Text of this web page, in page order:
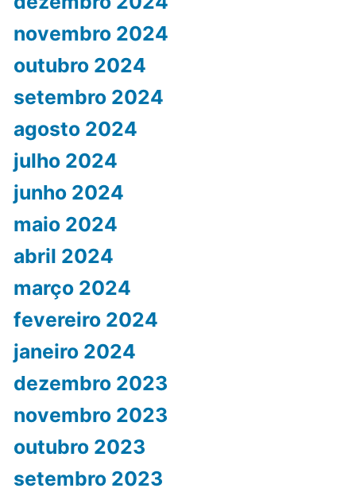
novembro 2024
outubro 2024
setembro 2024
agosto 2024
julho 2024
junho 2024
maio 2024
abril 2024
março 2024
fevereiro 2024
janeiro 2024
dezembro 2023
novembro 2023
outubro 2023
setembro 2023